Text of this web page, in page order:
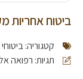
ביטוח אחריות
קטגוריה:
תגיות: רפואה